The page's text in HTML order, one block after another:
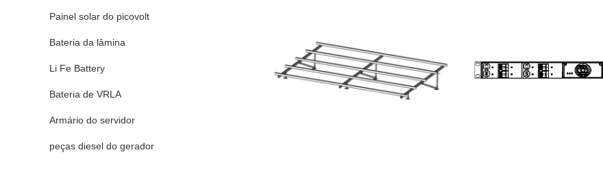
Painel solar do picovolt
Bateria da lâmina
Li Fe Battery
Bateria de VRLA
Armário do servidor
peças diesel do gerador